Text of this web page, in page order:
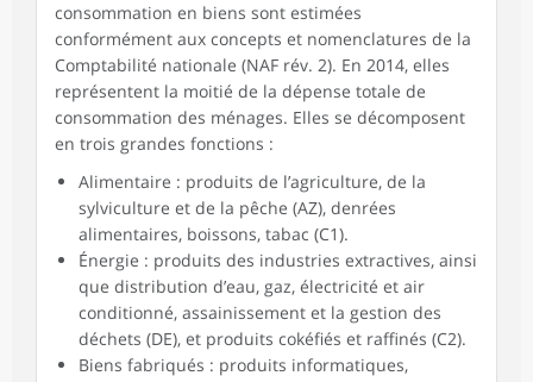
consommation en biens sont estimées
conformément aux concepts et nomenclatures de la
Comptabilité nationale (NAF rév. 2). En 2014, elles
représentent la moitié de la dépense totale de
consommation des ménages. Elles se décomposent
en trois grandes fonctions :
Alimentaire : produits de l’agriculture, de la
sylviculture et de la pêche (AZ), denrées
alimentaires, boissons, tabac (C1).
Énergie : produits des industries extractives, ainsi
que distribution d’eau, gaz, électricité et air
conditionné, assainissement et la gestion des
déchets (DE), et produits cokéfiés et raffinés (C2).
Biens fabriqués : produits informatiques,